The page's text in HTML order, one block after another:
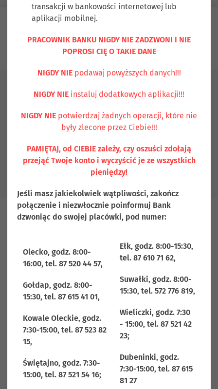
Ubezpiecz się Kontakt
Aktualności
Pokaż rok
DATA PUBLIKACJI:
23-07-2026
Nowe możliwości
zarządzania kartami i
powiadomieniami
Stale rozwijamy nasze usługi, aby
zapewnić Państwu jeszcze większą
wygodę i bezpieczeństwo korzystania
z bankowości elektronicznej oraz kart
płatniczych. Właśnie udostępniliśmy
nowe funkcje, dzięki…
Zobacz więcej
DATA PUBLIKACJI:
09-07-2026
Złóż wniosek o 300+
transakcji w bankowości internetowej lub
aplikacji mobilnej.
PRACOWNIK BANKU NIGDY NIE ZADZWONI I NIE
POPROSI CIĘ O TAKIE DANE
NIGDY NIEpodawaj powyższych danych!!!
NIGDY NIE instaluj dodatkowych aplikacji!!!
NIGDY NIE potwierdzaj żadnych operacji, które nie
były zlecone przez Ciebie!!!
PAMIĘTAJ, od CIEBIE zależy, czy oszuści zdołają
przejąć Twoje konto i wyczyścić je ze wszystkich
pieniędzy!
Jeśli masz jakiekolwiek wątpliwości, zakończ
połączenie i niezwłocznie poinformuj Bank
dzwoniąc do swojej placówki, pod numer:
Olecko, godz. 8:00-
16:00, tel. 87 520 44 57,
Gołdap, godz. 8:00-
15:30, tel. 87 615 41 01,
Kowale Oleckie, godz.
7:30-15:00, tel. 87 523 82
15,
Świętajno, godz. 7:30-
15:00, tel. 87 521 54 16;
Ełk, godz. 8:00-15:30,
tel. 87 610 71 62,
Suwałki, godz. 8:00-
15:30, tel. 572 776 819,
Wieliczki, godz. 7:30
- 15:00, tel. 87 521 42
23;
Dubeninki, godz.
7:30-15:00, tel. 87 615
81 27